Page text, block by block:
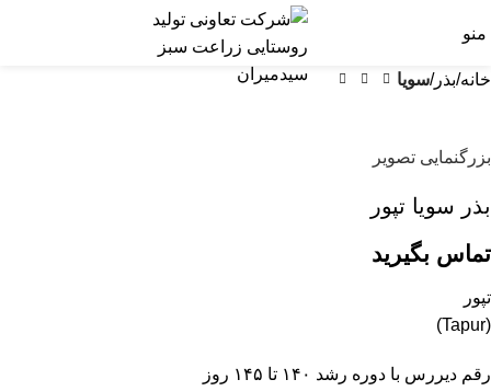
منو
خانه بذر سویا
بزرگنمایی تصویر
بذر سویا تپور
تماس بگیرید
تپور
(Tapur)
رقم دیررس با دوره رشد ۱۴۰ تا ۱۴۵ روز